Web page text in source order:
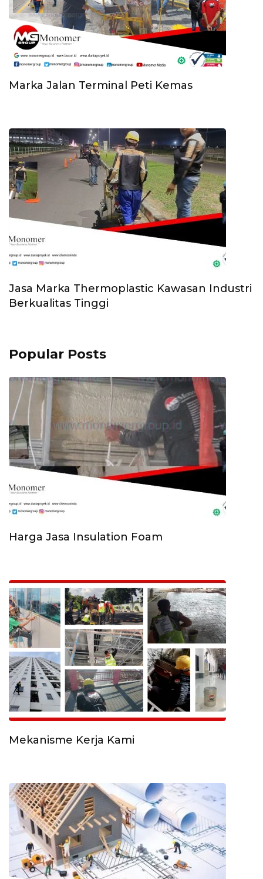
Marka Jalan Terminal Peti Kemas
Jasa Marka Thermoplastic Kawasan Industri
Berkualitas Tinggi
Popular Posts
Harga Jasa Insulation Foam
Mekanisme Kerja Kami